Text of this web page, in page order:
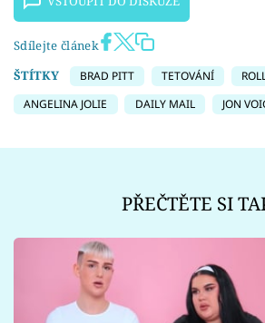
Sdílejte článek
ŠTÍTKY
BRAD PITT TETOVÁNÍ
ANGELINA JOLIE
DAILY MAIL JON
PŘEČTĚTE SI